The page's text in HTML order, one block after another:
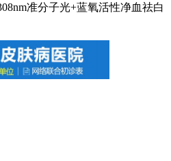
准分子光+蓝氧活性净血祛白